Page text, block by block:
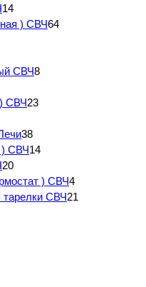
14
) СВЧ64
СВЧ8
СВЧ23
38
) СВЧ14
20
) СВЧ4
тарелки СВЧ21